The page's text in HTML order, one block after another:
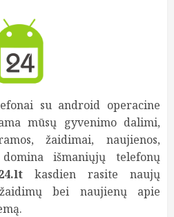
su android operacine
mūsų gyvenimo dalimi,
žaidimai, naujienos,
išmaniųjų telefonų
kasdien rasite naujų
bei naujienų apie